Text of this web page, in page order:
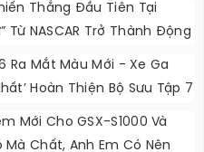
Thắng Đầu Tiên Tại
Từ NASCAR Trở Thành Động
Ra Mắt Màu Mới - Xe Ga
Hoàn Thiện Bộ Sưu Tập 7
Mới Cho GSX-S1000 Và
Mà Chất, Anh Em Có Nên